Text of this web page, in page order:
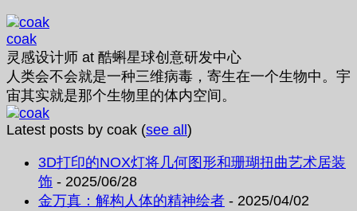
coak
灵感设计师 at 酷蝌星球创意研发中心
人类会不会就是一种三维病毒，寄生在一个生物中。宇
宙其实就是那个生物里的体内空间。
Latest posts by coak (see all )
3D打印的NOX灯将几何图形和珊瑚扭曲艺术居装
饰 - 2025/06/28
金万真：解构人体的精神绘者 - 2025/04/02